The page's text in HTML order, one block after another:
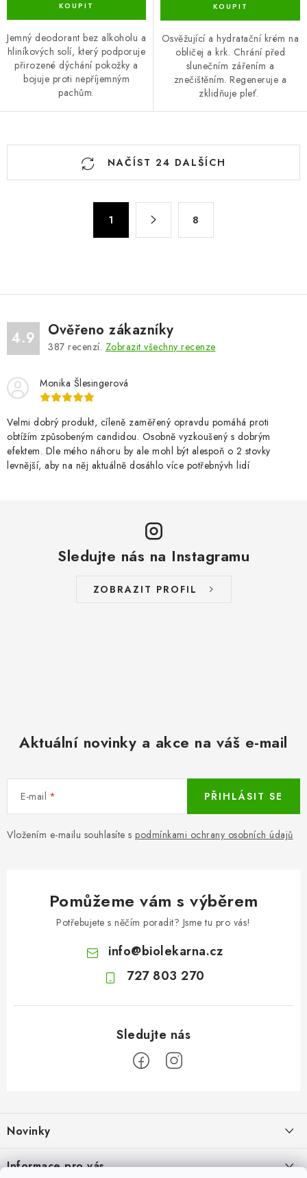
Jemný deodorant bez alkoholu a
hliníkových solí, který podporuje
přirozené dýchání pokožky a
bojuje proti nepříjemným
pachům.
Osvěžující a hydratační krém na
obličej a krk. Chrání před
slunečním zářením a
znečištěním. Regeneruje a
zklidňuje pleť.
O
p
v
v
ý
p
i
s
u
NAČÍST 24 DALŠÍCH
k
v
á
n
1 8
4.9 Ověřeno zákazníky
387 recenzí. Zobrazit všechny recenze
Monika Šlesingerová
Velmi dobrý produkt, cíleně zaměřený opravdu pomáhá proti
obtížím způsobeným candidou. Osobně vyzkoušený s dobrým
efektem. Dle mého náhoru by ale mohl být alespoň o 2 stovky
levnější, aby na něj aktuálně dosáhlo více potřebnývh lidí
Sledujte nás na Instagramu
ZOBRAZIT PROFIL
Aktuální novinky a akce na váš e-mail
E-mail
Vložením e-mailu souhlasíte s podmínkami ochrany osobních údajů
PŘIHLÁSIT SE
Pomůžeme vám s výběrem
Potřebujete s něčím poradit? Jsme tu pro vás!
info@biolekarna.cz
727 803 270
p
a
Novinky
Olivový olej při zácpě: co ukazují klinické studie?
Informace pro vás